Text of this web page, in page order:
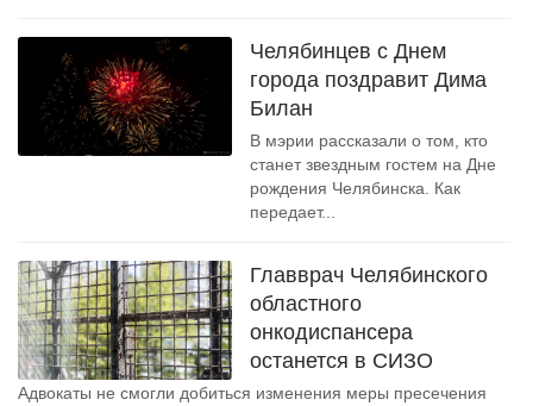
Челябинцев с Днем
города поздравит Дима
Билан
В мэрии рассказали о том, кто
станет звездным гостем на Дне
рождения Челябинска. Как
передает...
Главврач Челябинского
областного
онкодиспансера
останется в СИЗО
Адвокаты не смогли добиться изменения меры пресечения